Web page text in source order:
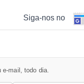
Siga-nos no
mail, todo dia.